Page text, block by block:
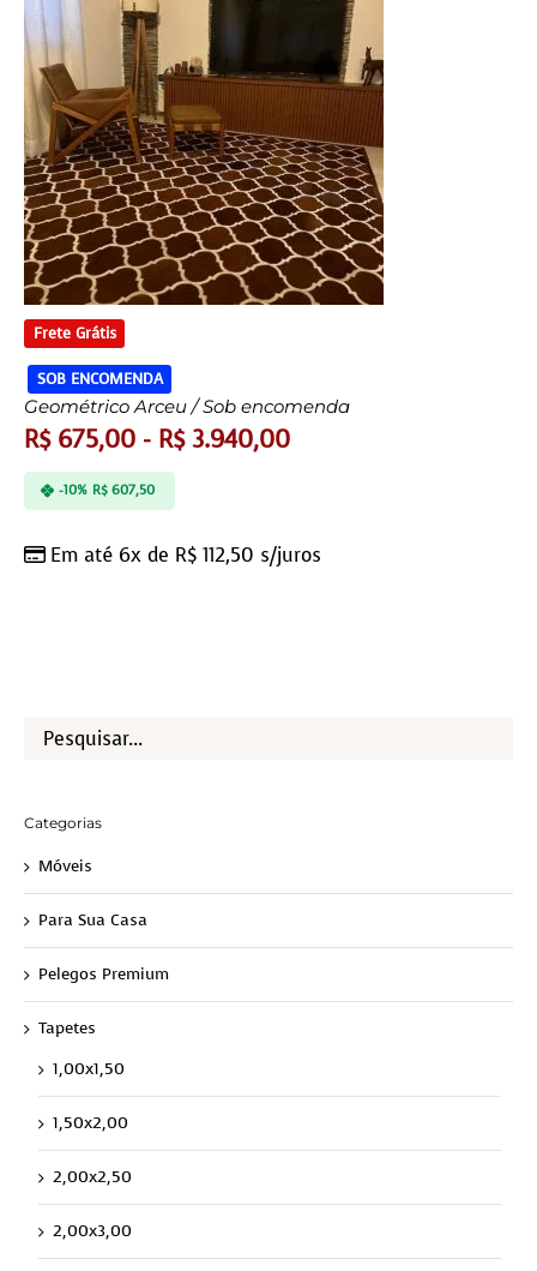
Frete Grátis
SOB ENCOMENDA
Geométrico Arceu / Sob encomenda
R$675,00 - R$3.940,00
Em até 6x de R$ 112,50 s/juros
-10% R$607,50
Categorias
Móveis
Para Sua Casa
Pelegos Premium
Tapetes
1,00x1,50
1,50x2,00
2,00x2,50
2,00x3,00